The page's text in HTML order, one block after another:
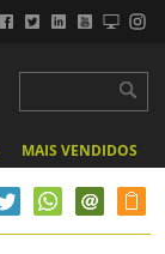
MAIS VENDIDOS